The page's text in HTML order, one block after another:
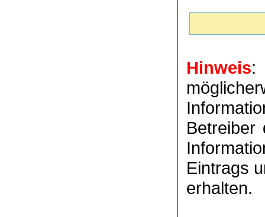
Hinweis:
Eintrags
erhalten.